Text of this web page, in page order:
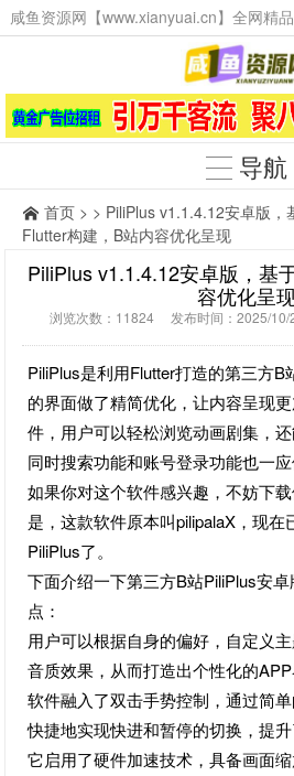
导航
首页 > > PiliPlus v1.1.4.12安卓版，
Flutter构建，B站内容优化呈现
PiliPlus v1.1.4.12安卓版，基
容优化呈
浏览次数：11824 发布时间：2025/
PiliPlus是利用Flutter打造的第三方
的界面做了精简优化，让内容呈现
件，用户可以轻松浏览动画剧集，
同时搜索功能和账号登录功能也一应
如果你对这个软件感兴趣，不妨下
是，这款软件原本叫pilipalaX，现在
PiliPlus了。
下面介绍一下第三方B站PiliPlus安
点：
用户可以根据自身的偏好，自定义
音质效果，从而打造出个性化的APP
软件融入了双击手势控制，通过简
快捷地实现快进和暂停的切换，提升
它启用了硬件加速技术，具备画面